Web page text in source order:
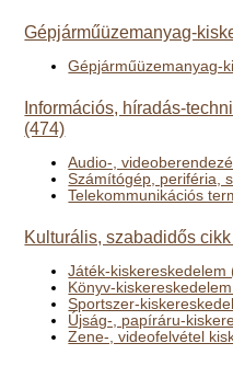
Gépjárműüzemanyag-
Gépjárműüzemanyag-
Információs, híradás-
(474)
Audio-,
Számítógép, periféria,
Telekommunikációs
Kulturális, szabadidős
Játék-kiskereskedelem
Könyv-
Sportszer-
Újság-, papíráru-
Zene-, videofelvétel